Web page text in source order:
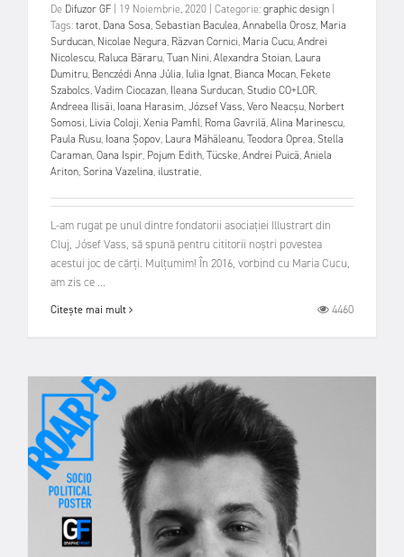
De Difuzor GF 19 Noiembrie, 2020 Categorie:graphic design
Tags:tarot, Dana Sosa,Sebastian Baculea,Annabella Orosz, Maria
Surducan, Nicolae Negura, Răzvan Cornici, Maria Cucu,Andrei
Nicolescu, Raluca Băraru,Tuan Nini,Alexandra Stoian, Laura
Dumitru, Benczédi Anna Júlia, Iulia Ignat, Bianca Mocan, Fekete
Szabolcs,Vadim Ciocazan, Ileana Surducan,Studio CO+LOR,
Andreea Ilisăi, Ioana Harasim,József Vass,Vero Neacşu, Norbert
Somosi, Livia Coloji,Xenia Pamfil, Roma Gavrilă,Alina Marinescu,
Paula Rusu, Ioana Şopov, Laura Măhăleanu,Teodora Oprea,Stella
Caraman,Oana Ispir, Pojum Edith,Tücske,Andrei Puică,Aniela
Ariton,Sorina Vazelina, ilustratie,
L-am rugat pe unul dintre fondatorii asociației Illustrart din
Cluj, Jósef Vass, să spună pentru cititorii noștri povestea
acestui joc de cărți. Mulțumim! În 2016, vorbind cu Maria Cucu,
am zis ce ...
Citește mai mult 4460